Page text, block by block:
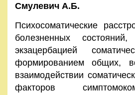
Смулевич А.Б.
Психосоматические
болезненных
экзацербацией
формированием общих,
взаимодействии
факторов